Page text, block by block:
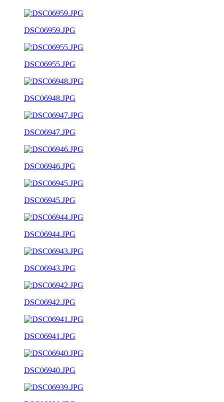
DSC06959.JPG
DSC06955.JPG
DSC06948.JPG
DSC06947.JPG
DSC06946.JPG
DSC06945.JPG
DSC06944.JPG
DSC06943.JPG
DSC06942.JPG
DSC06941.JPG
DSC06940.JPG